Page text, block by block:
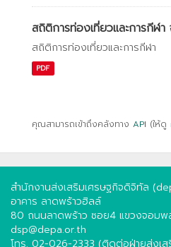
สถิติการท่องเที่ยวและการกีฬ
สถิติการท่องเที่ยวและการกีฬา
PDF
คุณสามารถเข้าถึงคลังทาง API (ให้ดู
สำนักงานส่งเสริมเศรษฐกิจดิจิทัล
อาคาร ลาดพร้าวฮิลล์
80 ถนนลาดพร้าว ซอย4 แขวงจอมพ
dsp@depa.or.th
โทร. 02-026-2333 (ติดต่อฝ่ายส่งเ